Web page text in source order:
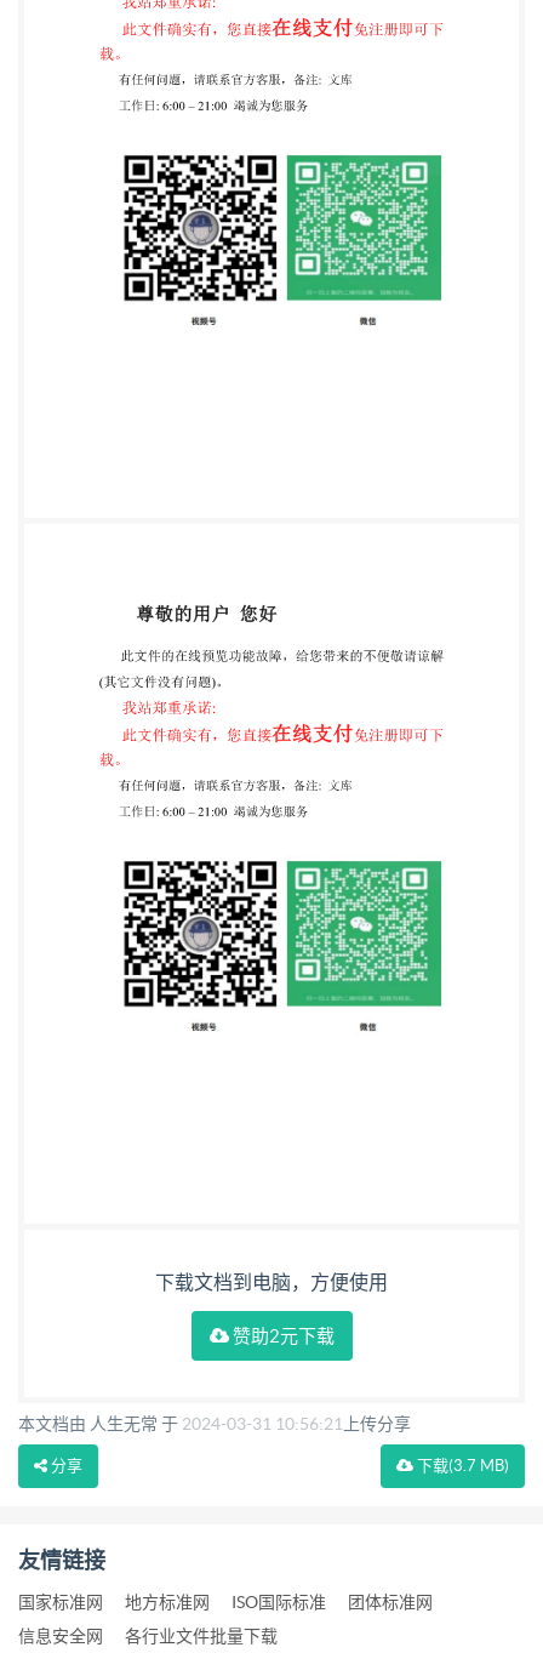
下载文档到电脑，方便使用
赞助2元下载
本文档由 人生无常 于 2024-03-31 10:56:21 上传分享
下载(3.7 MB)
分享
友情链接
国家标准网 地方标准网 ISO国际标准
团体标准网
信息安全网
各行业文件批量下载